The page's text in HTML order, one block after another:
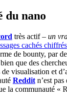
du nano
très actif – un
cachés chiffrés
de bounty, par
que des
visualisation et
Reddit n’est
la communauté «